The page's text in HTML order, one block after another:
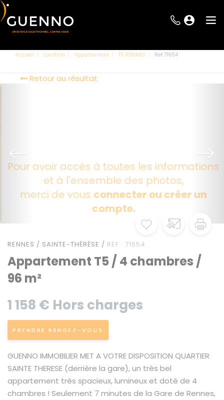
Accueil Location Appartement T5 RENNES Ref 71654
Retour au résultat
Pour avoir accès à toutes les informations
et à l'ensemble des photos,
merci de vous connecter ou créer un
compte.
RENNES / SAINTE-THÉRÈSE / REF : 71654
Appartement T5 / 4 chambres /
96 m²
1 158 € Hors charges
PRENDRE RENDEZ-VOUS
GUENNO IMMOBILIER MET A VOTRE DISPOSITION QUARTIER
SAINTE THERESE (derrière la gare), un très bel
appartement très spacieux, lumineux et doté de 4
chambres ! Seulement 7 minutes de la Gare de Rennes,